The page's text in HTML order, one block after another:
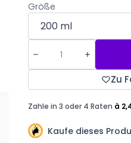
Größe
Zu
Kaufe dieses